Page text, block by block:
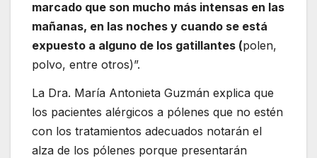
marcado que son mucho más intensas en las
mañanas, en las noches y cuando se está
expuesto a alguno de los gatillantes (polen,
polvo, entre otros)”.
La Dra. María Antonieta Guzmán explica que
los pacientes alérgicos a pólenes que no estén
con los tratamientos adecuados notarán el
alza de los pólenes porque presentarán